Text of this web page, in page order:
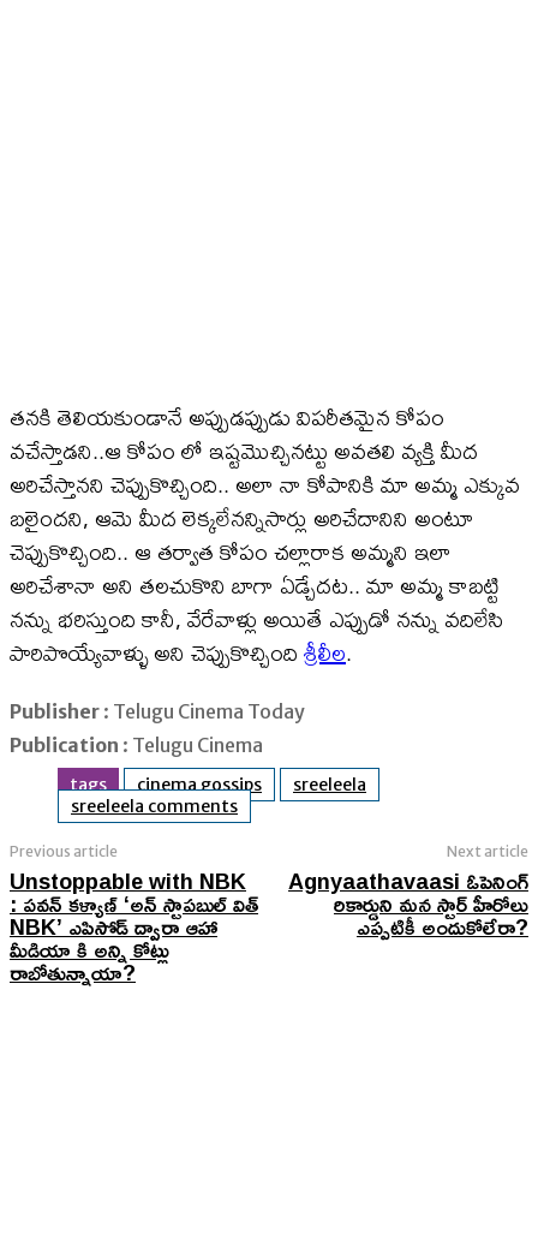
తనకి తెలియకుండానే అప్పుడప్పుడు విపరీతమైన కోపం
వచేస్తాడని..ఆ కోపం లో ఇష్టమొచ్చినట్టు అవతలి వ్యక్తి మీద
అరిచేస్తానని చెప్పుకొచ్చింది.. అలా నా కోపానికి మా అమ్మ ఎక్కువ
బలైందని, ఆమె మీద లెక్కలేనన్నిసార్లు అరిచేదానిని అంటూ
చెప్పుకొచ్చింది.. ఆ తర్వాత కోపం చల్లారాక అమ్మని ఇలా
అరిచేశానా అని తలచుకొని బాగా ఏడ్చేదట.. మా అమ్మ కాబట్టి
నన్ను భరిస్తుంది కానీ, వేరేవాళ్లు అయితే ఎప్పుడో నన్ను వదిలేసి
పారిపొయ్యేవాళ్ళు అని చెప్పుకొచ్చిందిశ్రీలీల.
Publisher : Telugu Cinema Today
Publication : Telugu Cinema
tags cinema gossips
sreeleela
sreeleela comments
Previous article
Unstoppable with NBK
: పవన్ కళ్యాణ్ ‘అన్ స్టాపబుల్ విత్
NBK’ ఎపిసోడ్ ద్వారా ఆహా
మీడియా కి అన్ని కోట్లు
రాబోతున్నాయా?
Next article
Agnyaathavaasi ఓపెనింగ్
రికార్డుని మన స్టార్ హీరోలు
ఎప్పటికీ అందుకోలేరా?